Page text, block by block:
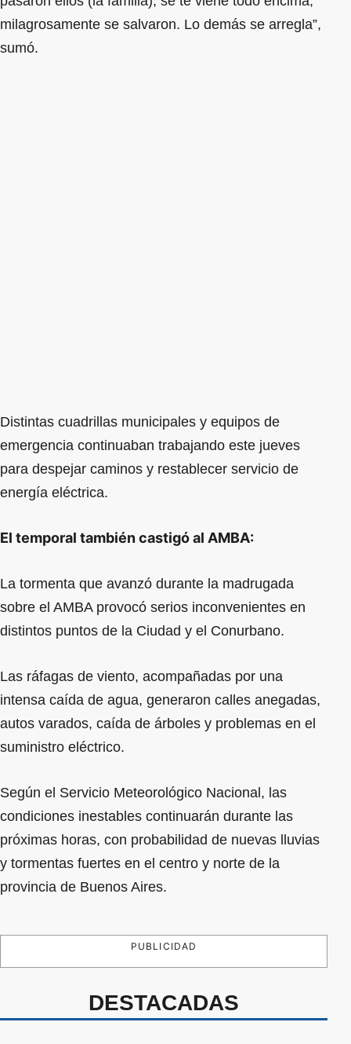
milagrosamente se salvaron. Lo demás se arregla”,
sumó.
Distintas cuadrillas municipales y equipos de
emergencia continuaban trabajando este jueves
para despejar caminos y restablecer servicio de
energía eléctrica.
El temporal también castigó al AMBA:
La tormenta que avanzó durante la madrugada
sobre el AMBA provocó serios inconvenientes en
distintos puntos de la Ciudad y el Conurbano.
Las ráfagas de viento, acompañadas por una
intensa caída de agua, generaron calles anegadas,
autos varados, caída de árboles y problemas en el
suministro eléctrico.
Según el Servicio Meteorológico Nacional, las
condiciones inestables continuarán durante las
próximas horas, con probabilidad de nuevas lluvias
y tormentas fuertes en el centro y norte de la
provincia de Buenos Aires.
PUBLICIDAD
DESTACADAS